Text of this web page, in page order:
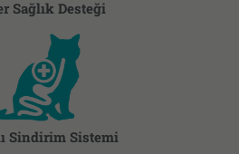
Sağlık Desteği
Sindirim Sistemi